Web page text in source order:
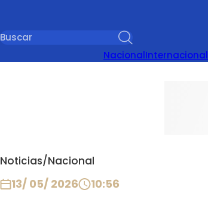
NacionalInternacional
Noticias/Nacional
13/ 05/ 2026 10:56